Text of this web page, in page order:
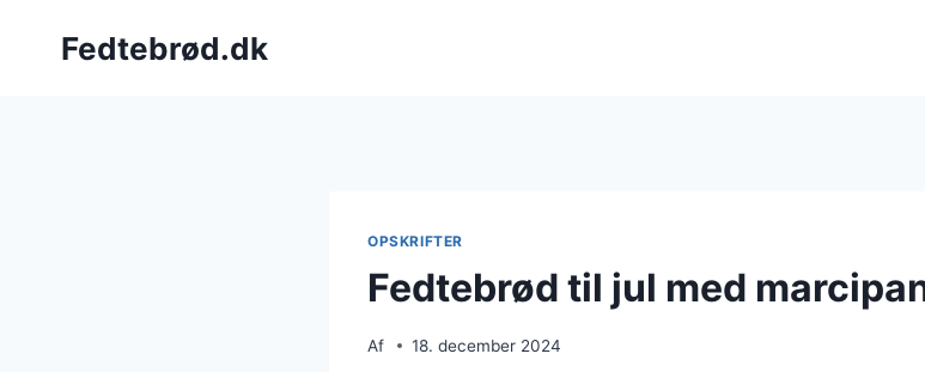
Fedtebrød.dk
OPSKRIFTER
Fedtebrød til jul med
Af 18. december 2024